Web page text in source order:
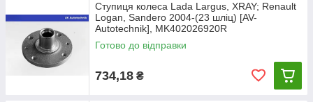
Ступиця колеса Lada Largus, XRAY; Renault
Logan, Sandero 2004-(23 шліц) [AV-
Autotechnik], MK402026920R
Готово до відправки
734,18 ₴